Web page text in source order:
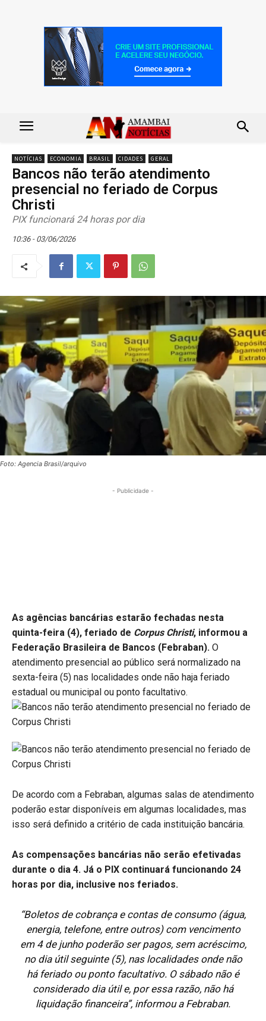
NOTÍCIAS ECONOMIA BRASIL CIDADES GERAL
Bancos não terão atendimento
presencial no feriado de Corpus
Christi
PIX funcionará 24 horas por dia
10:36 - 03/06/2026
Foto: Agencia Brasil/arquivo
- Publicidade -
As agências bancárias estarão fechadas nesta
quinta-feira (4), feriado de Corpus Christi, informou a
Federação Brasileira de Bancos (Febraban). O
atendimento presencial ao público será normalizado na
sexta-feira (5) nas localidades onde não haja feriado
estadual ou municipal ou ponto facultativo.
De acordo com a Febraban, algumas salas de atendimento
poderão estar disponíveis em algumas localidades, mas
isso será definido a critério de cada instituição bancária.
As compensações bancárias não serão efetivadas
durante o dia 4. Já o PIX continuará funcionando 24
horas por dia, inclusive nos feriados.
“Boletos de cobrança e contas de consumo (água,
energia, telefone, entre outros) com vencimento
em 4 de junho poderão ser pagos, sem acréscimo,
no dia útil seguinte (5), nas localidades onde não
há feriado ou ponto facultativo. O sábado não é
considerado dia útil e, por essa razão, não há
liquidação financeira”, informou a Febraban.